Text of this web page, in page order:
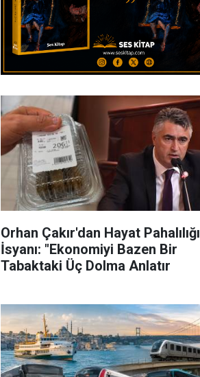
Orhan Çakır'dan Hayat Pahalılığı
İsyanı: "Ekonomiyi Bazen Bir
Tabaktaki Üç Dolma Anlatır